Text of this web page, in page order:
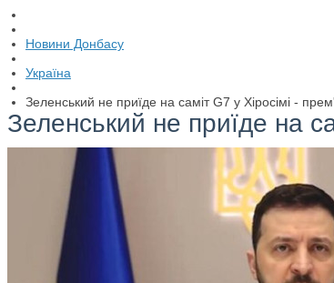
Новини Донбасу
Україна
Зеленський не приїде на саміт G7 у Хіросімі -
Зеленський не приїде на